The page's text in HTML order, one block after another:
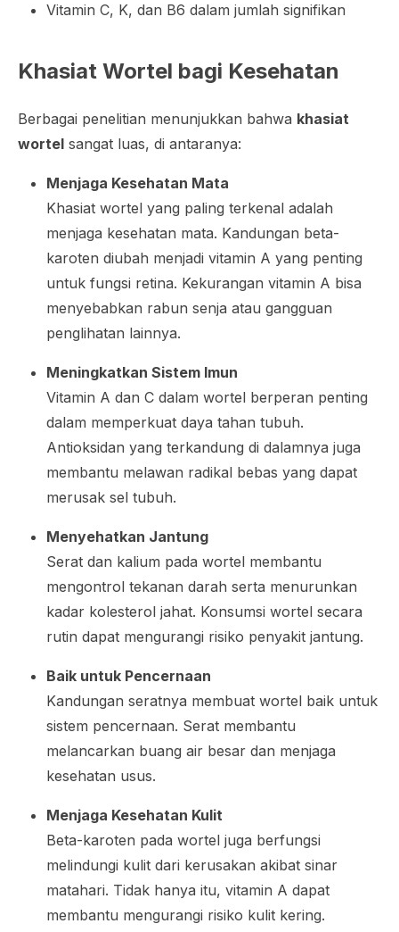
Vitamin C, K, dan B6 dalam jumlah signifikan
Khasiat Wortel bagi Kesehatan
Berbagai penelitian menunjukkan bahwa khasiat
wortel sangat luas, di antaranya:
Menjaga Kesehatan Mata
Khasiat wortel yang paling terkenal adalah
menjaga kesehatan mata. Kandungan beta-
karoten diubah menjadi vitamin A yang penting
untuk fungsi retina. Kekurangan vitamin A bisa
menyebabkan rabun senja atau gangguan
penglihatan lainnya.
Meningkatkan Sistem Imun
Vitamin A dan C dalam wortel berperan penting
dalam memperkuat daya tahan tubuh.
Antioksidan yang terkandung di dalamnya juga
membantu melawan radikal bebas yang dapat
merusak sel tubuh.
Menyehatkan Jantung
Serat dan kalium pada wortel membantu
mengontrol tekanan darah serta menurunkan
kadar kolesterol jahat. Konsumsi wortel secara
rutin dapat mengurangi risiko penyakit jantung.
Baik untuk Pencernaan
Kandungan seratnya membuat wortel baik untuk
sistem pencernaan. Serat membantu
melancarkan buang air besar dan menjaga
kesehatan usus.
Menjaga Kesehatan Kulit
Beta-karoten pada wortel juga berfungsi
melindungi kulit dari kerusakan akibat sinar
matahari. Tidak hanya itu, vitamin A dapat
membantu mengurangi risiko kulit kering.